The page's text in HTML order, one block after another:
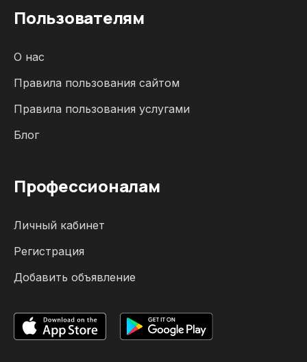
Пользователям
О нас
Правила пользования сайтом
Правила пользования услугами
Блог
Профессионалам
Личный кабинет
Регистрация
Добавить объявление